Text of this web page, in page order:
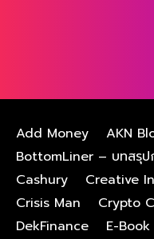
Add Money
AKN
BottomLiner – บทสรุป
Cashury
Creative
Crisis Man
Crypto
DekFinance
E-Book